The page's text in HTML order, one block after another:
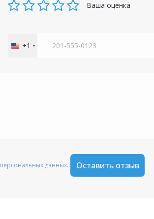
Ваша оценка
United
+1
персональных данных. Оставить отзыв